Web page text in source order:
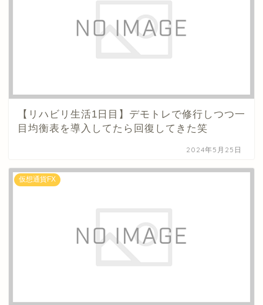
【リハビリ生活1日目】デモトレで修行しつつ一
目均衡表を導入してたら回復してきた笑
2024年5月25日
仮想通貨FX